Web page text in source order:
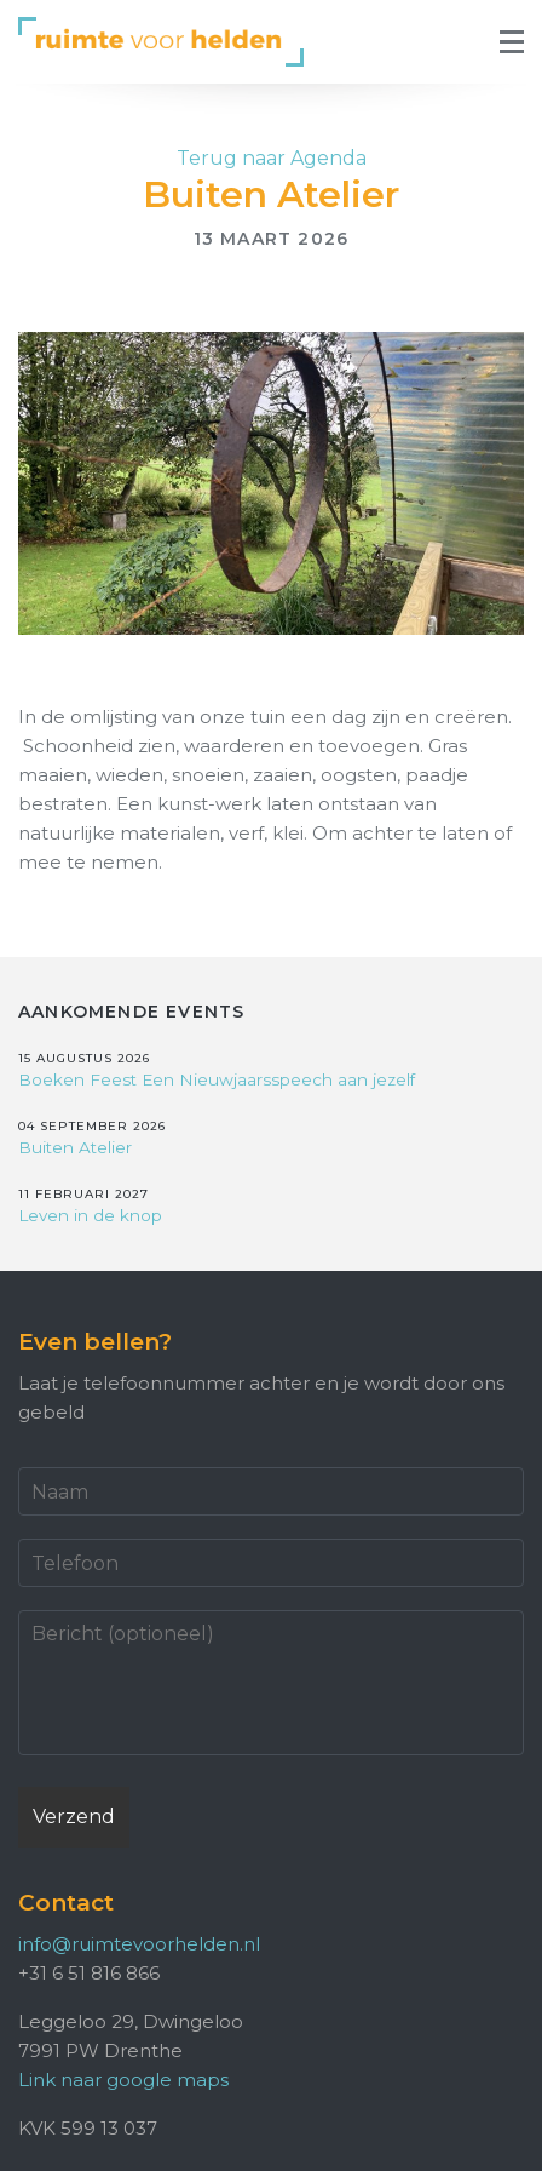
Terug naar Agenda
Buiten Atelier
13 MAART 2026
In de omlijsting van onze tuin een dag zijn en creëren.
Schoonheid zien, waarderen en toevoegen. Gras
maaien, wieden, snoeien, zaaien, oogsten, paadje
bestraten. Een kunst-werk laten ontstaan van
natuurlijke materialen, verf, klei. Om achter te laten of
mee te nemen.
AANKOMENDE EVENTS
15 AUGUSTUS 2026
Boeken Feest Een Nieuwjaarsspeech aan jezelf
04 SEPTEMBER 2026
Buiten Atelier
11 FEBRUARI 2027
Leven in de knop
Even bellen?
Laat je telefoonnummer achter en je wordt door ons
gebeld
Contact
info@ruimtevoorhelden.nl
+31 6 51 816 866
Leggeloo 29, Dwingeloo
7991 PW Drenthe
Link naar google maps
KVK 599 13 037